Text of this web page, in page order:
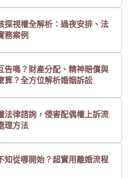
探視權全解析：過夜安排、法
務案例
告嗎？財產分配、精神賠償與
算？全方位解析婚姻訴訟
法律諮詢，侵害配偶權上訴流
理方法
知從哪開始？超實用離婚流程